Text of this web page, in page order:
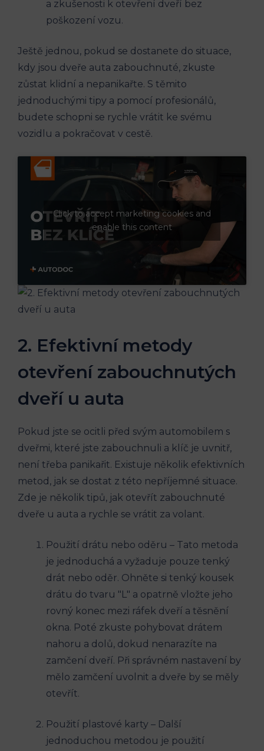
a zkušenosti k otevření dveří bez
poškození vozu.
Ještě jednou, pokud se dostanete do situace,
kdy jsou dveře auta zabouchnuté, zkuste
zůstat klidní a nepanikařte. S těmito
jednoduchými tipy a pomocí profesionálů,
budete schopni se rychle vrátit ke svému
vozidlu a pokračovat v cestě.
Click to accept marketing cookies and
enable this content
2. Efektivní metody
otevření zabouchnutých
dveří u auta
Pokud jste se ocitli před svým automobilem s
dveřmi, které jste zabouchnuli a klíč je uvnitř,
není třeba panikařit. Existuje několik efektivních
metod, jak se dostat z této nepříjemné situace.
Zde je několik tipů, jak otevřít zabouchnuté
dveře u auta a rychle se vrátit za volant.
Použití drátu nebo oděru – Tato metoda
je jednoduchá a vyžaduje pouze tenký
drát nebo oděr. Ohněte si tenký kousek
drátu do tvaru "L" a opatrně vložte jeho
rovný konec mezi ráfek dveří a těsnění
okna. Poté zkuste pohybovat drátem
nahoru a dolů, dokud nenarazíte na
zamčení dveří. Při správném nastavení by
mělo zamčení uvolnit a dveře by se měly
otevřít.
Použití plastové karty – Další
jednoduchou metodou je použití